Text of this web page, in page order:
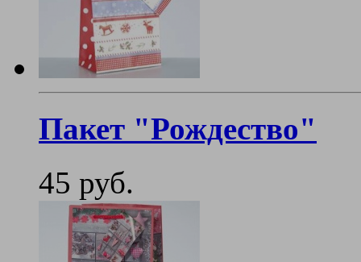
Пакет "Рождество"
45 руб.